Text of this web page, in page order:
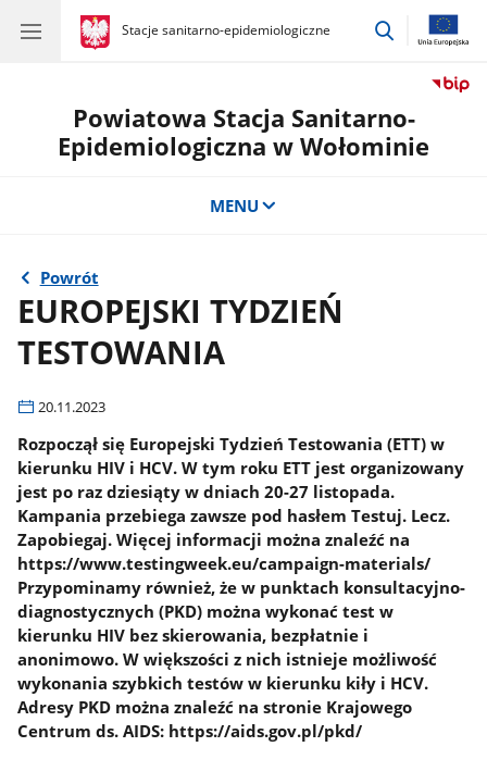
gov.pl
Stacje sanitarno-epidemiologiczne
gov.pl
Stacje
przejdź
Powiatowa Stacja Sanitarno-
Epidemiologiczna w Wołominie
MENU
Powrót
EUROPEJSKI TYDZIEŃ
TESTOWANIA
20.11.2023
Rozpoczął się Europejski Tydzień Testowania (ETT) w
kierunku HIV i HCV. W tym roku ETT jest organizowany
jest po raz dziesiąty w dniach 20-27 listopada.
Kampania przebiega zawsze pod hasłem Testuj. Lecz.
Zapobiegaj. Więcej informacji można znaleźć na
https://www.testingweek.eu/campaign-materials/
Przypominamy również, że w punktach konsultacyjno-
diagnostycznych (PKD) można wykonać test w
kierunku HIV bez skierowania, bezpłatnie i
anonimowo. W większości z nich istnieje możliwość
wykonania szybkich testów w kierunku kiły i HCV.
Adresy PKD można znaleźć na stronie Krajowego
Centrum ds. AIDS: https://aids.gov.pl/pkd/